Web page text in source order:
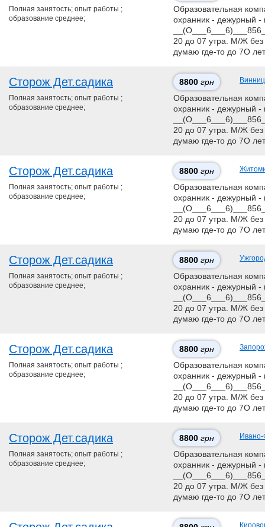
Полная занятость; опыт работы ;
образование среднее;
Образовательная
охранник - дежурный -
20 до 07 утра. М/Ж без
думаю где-то до 7О
Сторож Дет.садика 8800 грн
Полная занятость; опыт работы ;
образование среднее;
Образовательная
охранник - дежурный -
20 до 07 утра. М/Ж без
думаю где-то до 7О
Сторож Дет.садика 8800 грн
Полная занятость; опыт работы ;
образование среднее;
Образовательная
охранник - дежурный -
20 до 07 утра. М/Ж без
думаю где-то до 7О
Сторож Дет.садика 8800 грн
Полная занятость; опыт работы ;
образование среднее;
Образовательная
охранник - дежурный -
20 до 07 утра. М/Ж без
думаю где-то до 7О
Сторож Дет.садика 8800 грн
Полная занятость; опыт работы ;
образование среднее;
Образовательная
охранник - дежурный -
20 до 07 утра. М/Ж без
думаю где-то до 7О
Сторож Дет.садика 8800 грн Ивано-
Полная занятость; опыт работы ;
образование среднее;
Образовательная
охранник - дежурный -
20 до 07 утра. М/Ж без
думаю где-то до 7О